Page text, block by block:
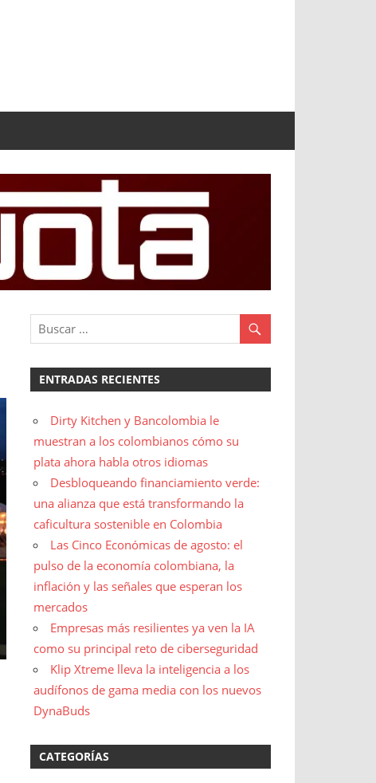
ENTRADAS RECIENTES
Dirty Kitchen y Bancolombia le
muestran a los colombianos cómo su
plata ahora habla otros idiomas
Desbloqueando financiamiento verde:
una alianza que está transformando la
caficultura sostenible en Colombia
Las Cinco Económicas de agosto: el
pulso de la economía colombiana, la
inflación y las señales que esperan los
mercados
Empresas más resilientes ya ven la IA
como su principal reto de ciberseguridad
Klip Xtreme lleva la inteligencia a los
audífonos de gama media con los nuevos
DynaBuds
CATEGORÍAS